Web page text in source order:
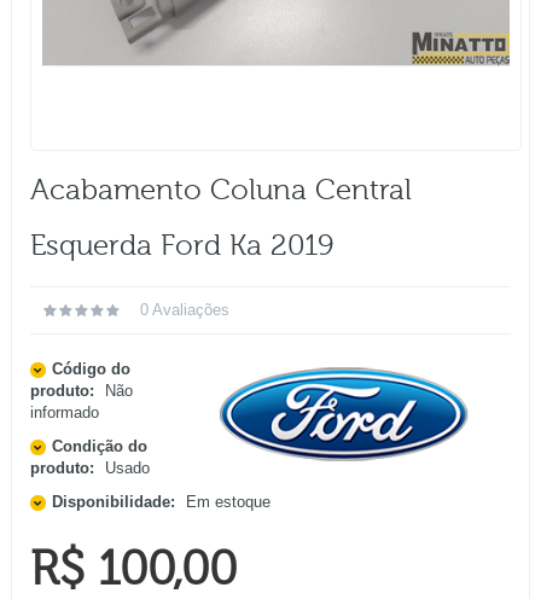
Acabamento Coluna Central
Esquerda Ford Ka 2019
0 Avaliações
Código do
produto:
Não
informado
Condição do
produto:
Usado
Disponibilidade:
Em estoque
R$ 100,00